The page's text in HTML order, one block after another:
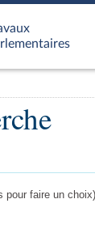
pour faire un choix)